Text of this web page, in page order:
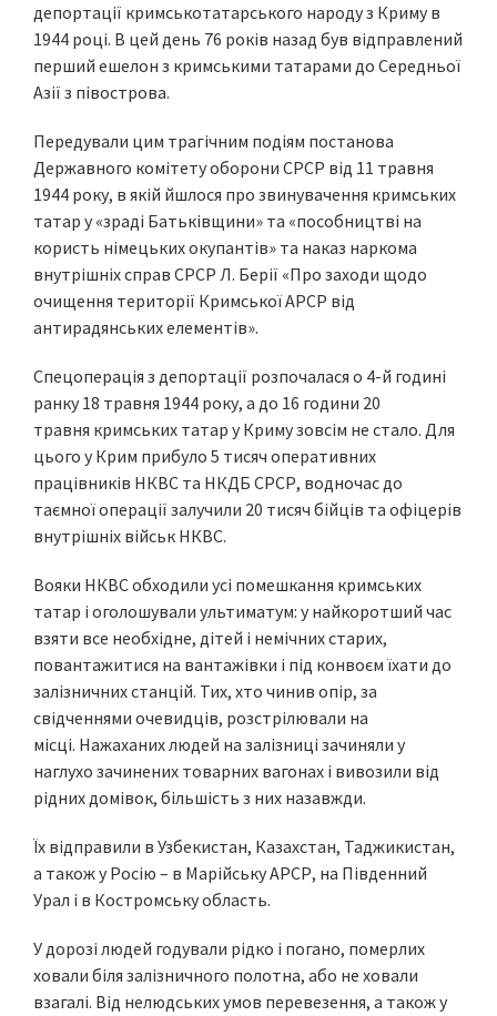
депортації кримськотатарського народу з Криму в
1944 році. В цей день 76 років назад був відправлений
перший ешелон з кримськими татарами до Середньої
Азії з півострова.
Передували цим трагічним подіям постанова
Державного комітету оборони СРСР від 11 травня
1944 року, в якій йшлося про звинувачення кримських
татар у «зраді Батьківщини» та «пособництві на
користь німецьких окупантів» та наказ наркома
внутрішніх справ СРСР Л. Берії «Про заходи щодо
очищення території Кримської АРСР від
антирадянських елементів».
Спецоперація з депортації розпочалася о 4-й годині
ранку 18 травня 1944 року, а до 16 години 20
травня кримських татар у Криму зовсім не стало. Для
цього у Крим прибуло 5 тисяч оперативних
працівників НКВС та НКДБ СРСР, водночас до
таємної операції залучили 20 тисяч бійців та офіцерів
внутрішніх військ НКВС.
Вояки НКВС обходили усі помешкання кримських
татар і оголошували ультиматум: у найкоротший час
взяти все необхідне, дітей і немічних старих,
повантажитися на вантажівки і під конвоєм їхати до
залізничних станцій. Тих, хто чинив опір, за
свідченнями очевидців, розстрілювали на
місці. Нажаханих людей на залізниці зачиняли у
наглухо зачинених товарних вагонах і вивозили від
рідних домівок, більшість з них назавжди.
Їх відправили в Узбекистан, Казахстан, Таджикистан,
а також у Росію – в Марійську АРСР, на Південний
Урал і в Костромську область.
У дорозі людей годували рідко і погано, померлих
ховали біля залізничного полотна, або не ховали
взагалі. Від нелюдських умов перевезення, а також у